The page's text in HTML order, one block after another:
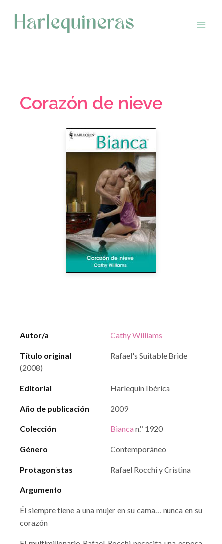
contenido
Corazón de nieve
Autor/a Cathy Williams
Título original
Rafael's Suitable Bride
(2008)
Editorial Harlequin Ibérica
Año de publicación 2009
Colección Bianca n.º 1920
Género Contemporáneo
Protagonistas Rafael Rocchi y Cristina
Argumento
Él siempre tiene a una mujer en su cama… nunca en su
corazón